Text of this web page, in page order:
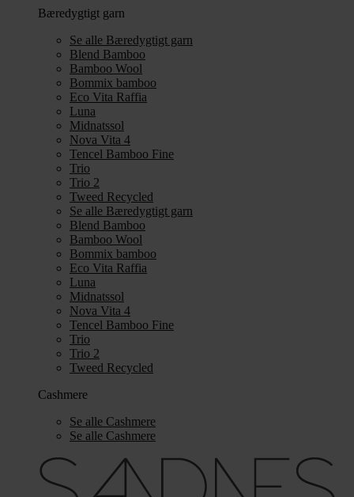
Bæredygtigt garn
Se alle Bæredygtigt garn
Blend Bamboo
Bamboo Wool
Bommix bamboo
Eco Vita Raffia
Luna
Midnatssol
Nova Vita 4
Tencel Bamboo Fine
Trio
Trio 2
Tweed Recycled
Se alle Bæredygtigt garn
Blend Bamboo
Bamboo Wool
Bommix bamboo
Eco Vita Raffia
Luna
Midnatssol
Nova Vita 4
Tencel Bamboo Fine
Trio
Trio 2
Tweed Recycled
Cashmere
Se alle Cashmere
Se alle Cashmere